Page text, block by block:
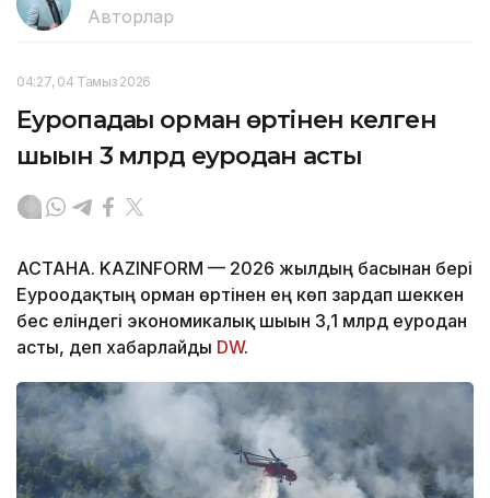
Авторлар
04:27, 04 Тамыз 2026
Еуропадағы орман өртінен келген
шығын 3 млрд еуродан асты
АСТАНА. KAZINFORM — 2026 жылдың басынан бері
Еуроодақтың орман өртінен ең көп зардап шеккен
бес еліндегі экономикалық шығын 3,1 млрд еуродан
асты, деп хабарлайды DW.